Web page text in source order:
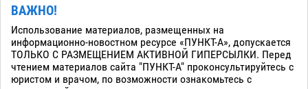
ВАЖНО!
Использование материалов, размещенных на
информационно-новостном ресурсе «ПУНКТ-А», допускается
ТОЛЬКО С РАЗМЕЩЕНИЕМ АКТИВНОЙ ГИПЕРСЫЛКИ. Перед
чтением материалов сайта "ПУНКТ-А" проконсультируйтесь с
юристом и врачом, по возможности ознакомьтесь с